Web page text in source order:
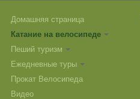
Домашняя страница
Катание на велосипеде
Пеший туризм
Ежедневные туры
Прокат Велосипеда
Видео